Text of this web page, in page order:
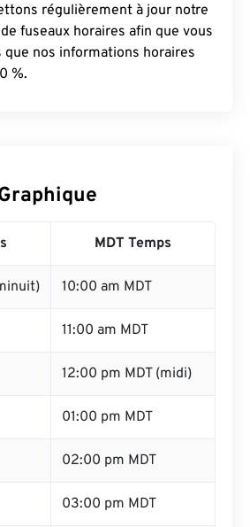
régulièrement à jour notre
fuseaux horaires afin que vous
que nos informations horaires
%.
MDT Temps
10:00 am MDT
11:00 am MDT
12:00 pm MDT (midi)
01:00 pm MDT
02:00 pm MDT
03:00 pm MDT